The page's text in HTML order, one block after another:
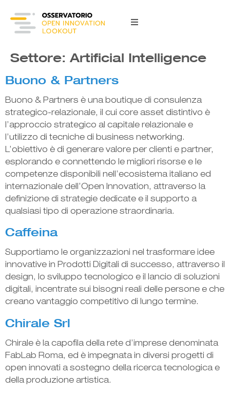
Settore: Artificial Intelligence
Buono & Partners
Buono & Partners è una boutique di consulenza
strategico-relazionale, il cui core asset distintivo è
l’approccio strategico al capitale relazionale e
l’utilizzo di tecniche di business networking.
L’obiettivo è di generare valore per clienti e partner,
esplorando e connettendo le migliori risorse e le
competenze disponibili nell’ecosistema italiano ed
internazionale dell’Open Innovation, attraverso la
definizione di strategie dedicate e il supporto a
qualsiasi tipo di operazione straordinaria.
Caffeina
Supportiamo le organizzazioni nel trasformare idee
innovative in Prodotti Digitali di successo, attraverso il
design, lo sviluppo tecnologico e il lancio di soluzioni
digitali, incentrate sui bisogni reali delle persone e che
creano vantaggio competitivo di lungo termine.
Chirale Srl
Chirale è la capofila della rete d’imprese denominata
FabLab Roma, ed è impegnata in diversi progetti di
open innovati a sostegno della ricerca tecnologica e
della produzione artistica.